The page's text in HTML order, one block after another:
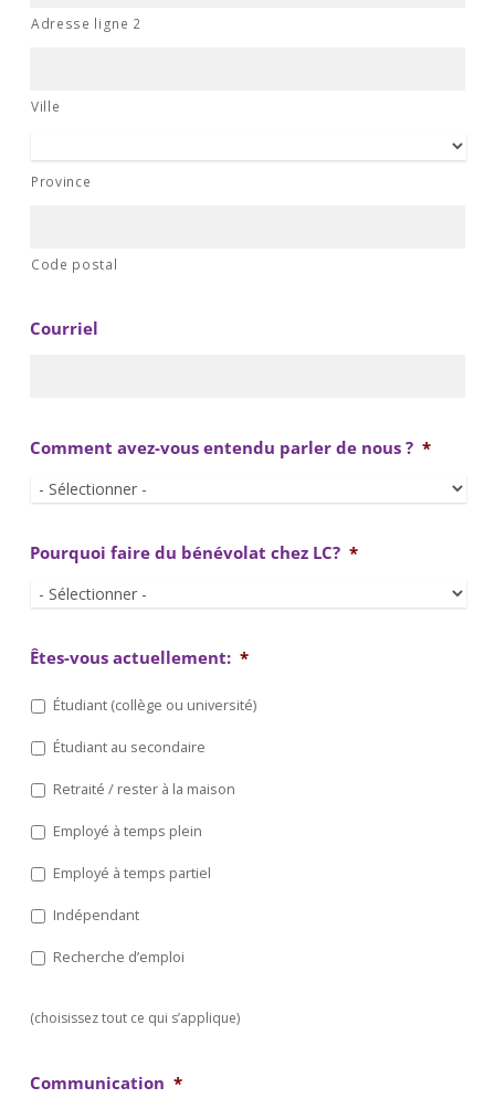
Adresse ligne 2
Ville
Province
Code postal
Courriel
Comment avez-vous entendu parler de nous ? *
Pourquoi faire du bénévolat chez LC? *
Êtes-vous actuellement: *
Étudiant (collège ou université)
Étudiant au secondaire
Retraité / rester à la maison
Employé à temps plein
Employé à temps partiel
Indépendant
Recherche d’emploi
(choisissez tout ce qui s’applique)
Communication *